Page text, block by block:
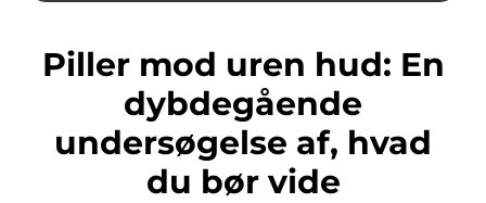
Piller mod uren hud: En
dybdegående
undersøgelse af, hvad
du bør vide